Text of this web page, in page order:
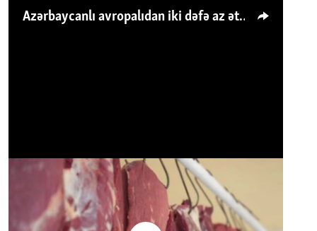
Azərbaycanlı avropalıdan iki dəfə az ət yeyir, amma... 'Qiymət artımı qaçılmazdır'